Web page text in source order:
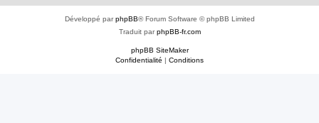
Développé parphpBB® Forum Software © phpBB Limited
Traduit parphpBB-fr.com
phpBB SiteMaker
Confidentialité | Conditions